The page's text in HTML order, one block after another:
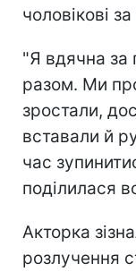
чоловікові
"Я вдячна за
разом. Ми
зростали,
вставали й
час
поділилася
Акторка
розлучення